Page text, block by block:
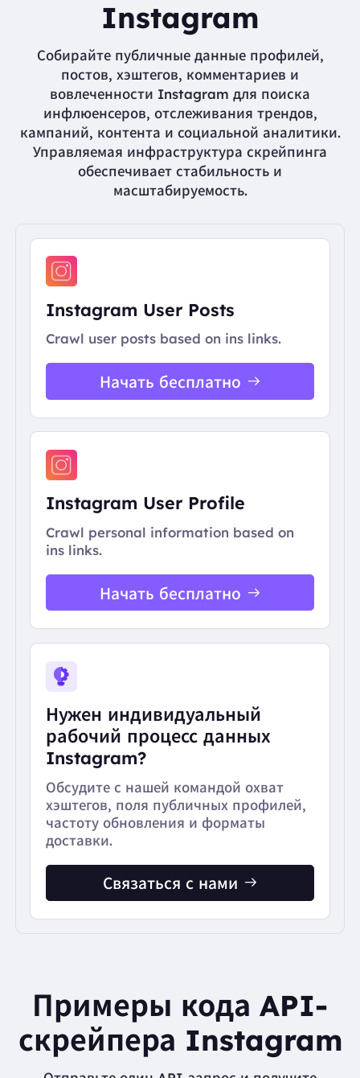
Instagram
Собирайте публичные данные профилей,
постов, хэштегов, комментариев и
вовлеченности Instagram для поиска
инфлюенсеров, отслеживания трендов,
кампаний, контента и социальной аналитики.
Управляемая инфраструктура скрейпинга
обеспечивает стабильность и
масштабируемость.
Instagram User Posts
Crawl user posts based on ins links.
Начать бесплатно
Instagram User Profile
Crawl personal information based on
ins links.
Начать бесплатно
Нужен индивидуальный
рабочий процесс данных
Instagram?
Обсудите с нашей командой охват
хэштегов, поля публичных профилей,
частоту обновления и форматы
доставки.
Связаться с нами
Примеры кода API-
скрейпера Instagram